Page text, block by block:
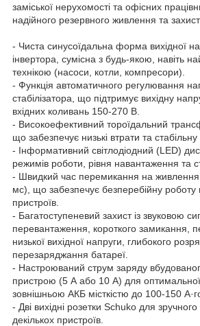
заміської нерухомості та офісних
надійного резервного живлення та
- Чиста синусоїдальна форма вихідної
інвертора, сумісна з будь-якою, навіть
технікою (насоси, котли, компресори).
- Функція автоматичного регулювання
стабілізатора, що підтримує вихідну
вхідних коливань 150-270 В.
- Високоефективний тороїдальний
що забезпечує низькі втрати та стабільну
- Інформативний світлодіодний (LED)
режимів роботи, рівня навантаження та
- Швидкий час перемикання на живлення
мс), що забезпечує безперебійну роботу
пристроїв.
- Багатоступеневий захист із звуковою
перевантаження, короткого замикання,
низької вихідної напруги, глибокого
перезаряджання батареї.
- Настроюваний струм заряду
пристрою (5 А або 10 А) для оптимальної
зовнішньою АКБ місткістю до 100-150
- Дві вихідні розетки Schuko для
декількох пристроїв.